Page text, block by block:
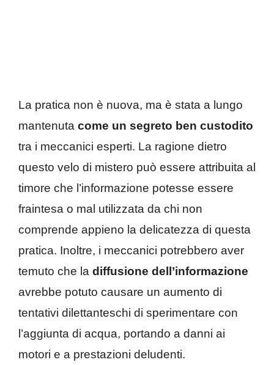
La pratica non è nuova, ma è stata a lungo
mantenuta come un segreto ben custodito
tra i meccanici esperti. La ragione dietro
questo velo di mistero può essere attribuita al
timore che l’informazione potesse essere
fraintesa o mal utilizzata da chi non
comprende appieno la delicatezza di questa
pratica. Inoltre, i meccanici potrebbero aver
temuto che la diffusione dell’informazione
avrebbe potuto causare un aumento di
tentativi dilettanteschi di sperimentare con
l’aggiunta di acqua, portando a danni ai
motori e a prestazioni deludenti.